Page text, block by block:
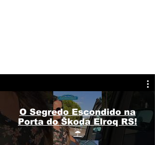
O Segredo Escondido na
Porta do Škoda Elroq RS!
☔